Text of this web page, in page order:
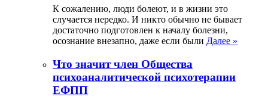
К сожалению, люди болеют, и в жизни это
случается нередко. И никто обычно не бывает
достаточно подготовлен к началу болезни,
осознание внезапно, даже если были Далее »
Что значит член Общества
психоаналитической психотерапии
ЕФПП